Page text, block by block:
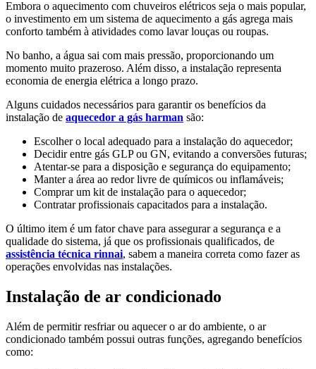
Embora o aquecimento com chuveiros elétricos seja o mais popular,
o investimento em um sistema de aquecimento a gás agrega mais
conforto também à atividades como lavar louças ou roupas.
No banho, a água sai com mais pressão, proporcionando um
momento muito prazeroso. Além disso, a instalação representa
economia de energia elétrica a longo prazo.
Alguns cuidados necessários para garantir os benefícios da
instalação de aquecedor a gás harman são:
Escolher o local adequado para a instalação do aquecedor;
Decidir entre gás GLP ou GN, evitando a conversões futuras;
Atentar-se para a disposição e segurança do equipamento;
Manter a área ao redor livre de químicos ou inflamáveis;
Comprar um kit de instalação para o aquecedor;
Contratar profissionais capacitados para a instalação.
O último item é um fator chave para assegurar a segurança e a
qualidade do sistema, já que os profissionais qualificados, de
assistência técnica rinnai, sabem a maneira correta como fazer as
operações envolvidas nas instalações.
Instalação de ar condicionado
Além de permitir resfriar ou aquecer o ar do ambiente, o ar
condicionado também possui outras funções, agregando benefícios
como: